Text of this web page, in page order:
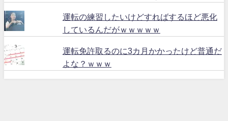
運転の練習したいけどすればするほど悪化
しているんだがｗｗｗｗｗ
運転免許取るのに3カ月かかったけど普通だ
よな？ｗｗｗ